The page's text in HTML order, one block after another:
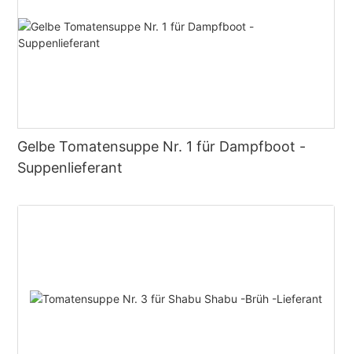
Gelbe Tomatensuppe Nr. 1 für Dampfboot -
Suppenlieferant